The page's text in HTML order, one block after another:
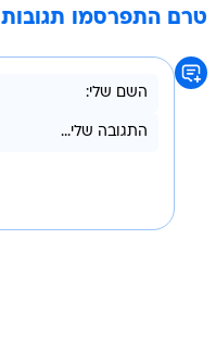
טרם התפרסמו תגובות